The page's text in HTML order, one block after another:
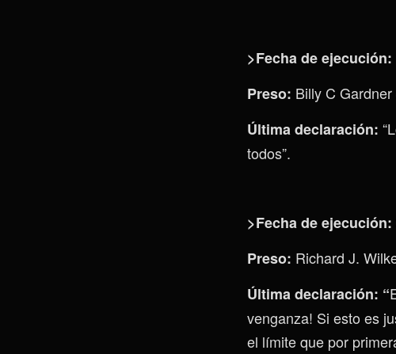
>Fecha de ejecución:
Preso: Billy C Gardner
Última declaración:
todos”.
>Fecha de ejecución:
Preso: Richard J.
Última declaración: “
venganza! Si esto es
el límite que por